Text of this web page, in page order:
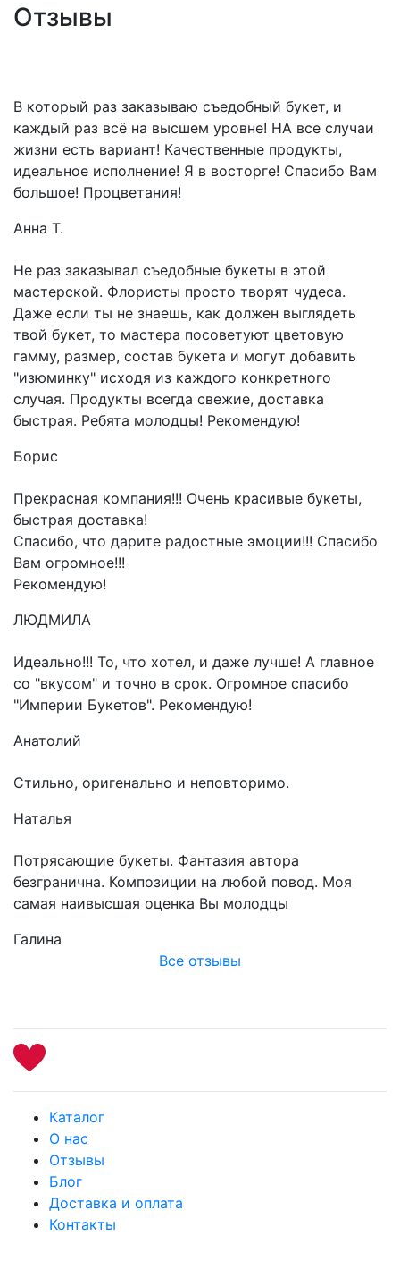
Отзывы
В который раз заказываю съедобный букет, и
каждый раз всё на высшем уровне! НА все случаи
жизни есть вариант! Качественные продукты,
идеальное исполнение! Я в восторге! Спасибо Вам
большое! Процветания!
Анна Т.
Не раз заказывал съедобные букеты в этой
мастерской. Флористы просто творят чудеса.
Даже если ты не знаешь, как должен выглядеть
твой букет, то мастера посоветуют цветовую
гамму, размер, состав букета и могут добавить
"изюминку" исходя из каждого конкретного
случая. Продукты всегда свежие, доставка
быстрая. Ребята молодцы! Рекомендую!
Борис
Прекрасная компания!!! Очень красивые букеты,
быстрая доставка!
Спасибо, что дарите радостные эмоции!!! Спасибо
Вам огромное!!!
Рекомендую!
ЛЮДМИЛА
Идеально!!! То, что хотел, и даже лучше! А главное
со "вкусом" и точно в срок. Огромное спасибо
"Империи Букетов". Рекомендую!
Анатолий
Стильно, оригенально и неповторимо.
Наталья
Потрясающие букеты. Фантазия автора
безгранична. Композиции на любой повод. Моя
самая наивысшая оценка Вы молодцы
Галина
Все отзывы
Каталог
О нас
Отзывы
Блог
Доставка и оплата
Контакты